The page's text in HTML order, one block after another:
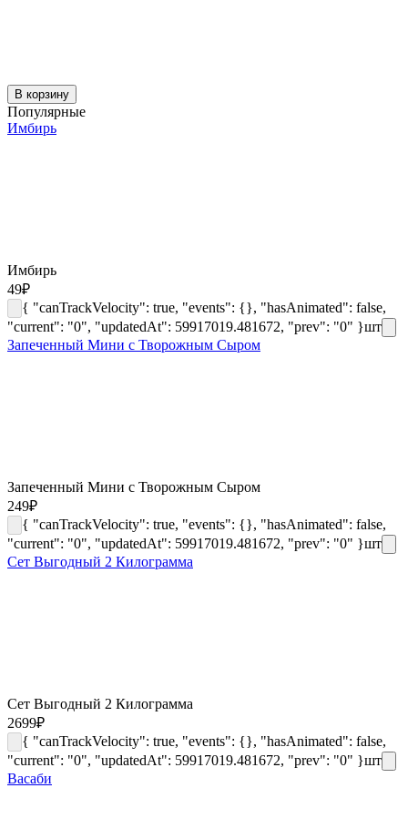
В корзину
Популярные
Имбирь
Имбирь
49₽
{ "canTrackVelocity": true, "events": {}, "hasAnimated": false,
"current": "0", "updatedAt": 59917019.481672, "prev": "0" }шт
Запеченный Мини с Творожным Сыром
Запеченный Мини с Творожным Сыром
249₽
{ "canTrackVelocity": true, "events": {}, "hasAnimated": false,
"current": "0", "updatedAt": 59917019.481672, "prev": "0" }шт
Сет Выгодный 2 Килограмма
Сет Выгодный 2 Килограмма
2699₽
{ "canTrackVelocity": true, "events": {}, "hasAnimated": false,
"current": "0", "updatedAt": 59917019.481672, "prev": "0" }шт
Васаби